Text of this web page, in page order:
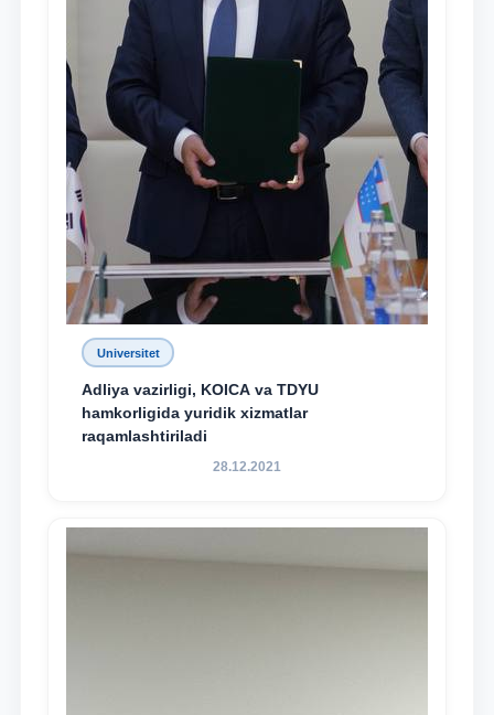
Universitet
Adliya vazirligi, KOICA va TDYU
hamkorligida yuridik xizmatlar
raqamlashtiriladi
28.12.2021